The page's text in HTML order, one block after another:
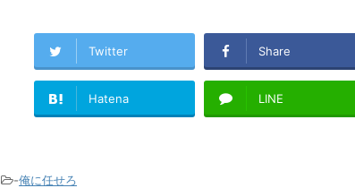
Twitter Share
Hatena LINE
-俺に任せろ